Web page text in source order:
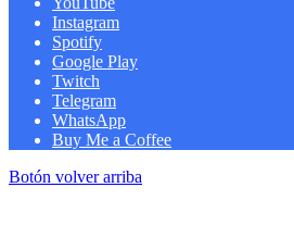
Instagram
Spotify
Google Play
Twitch
Telegram
WhatsApp
Buy Me a Coffee
Botón volver arriba